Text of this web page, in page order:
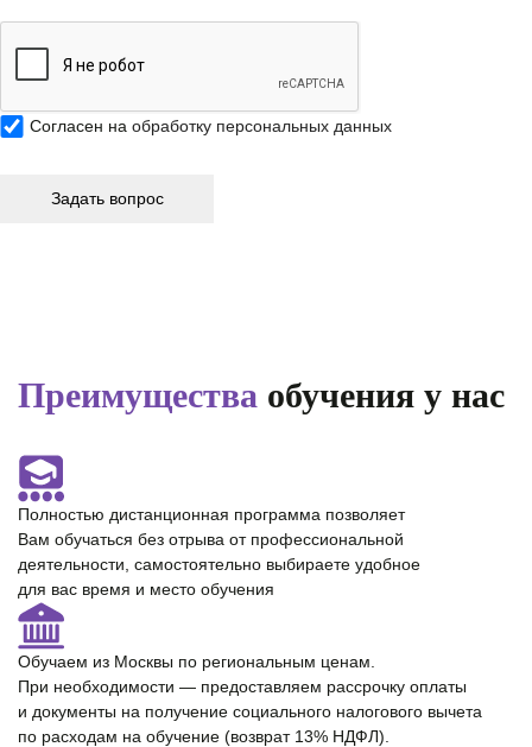
Согласен на обработку персональных данных
Преимущества обучения у нас
Полностью дистанционная программа позволяет
Вам обучаться без отрыва от профессиональной
деятельности, самостоятельно выбираете удобное
для вас время и место обучения
Обучаем из Москвы по региональным ценам.
При необходимости — предоставляем рассрочку оплаты
и документы на получение cоциального налогового вычета
по расходам на обучение (возврат 13% НДФЛ).